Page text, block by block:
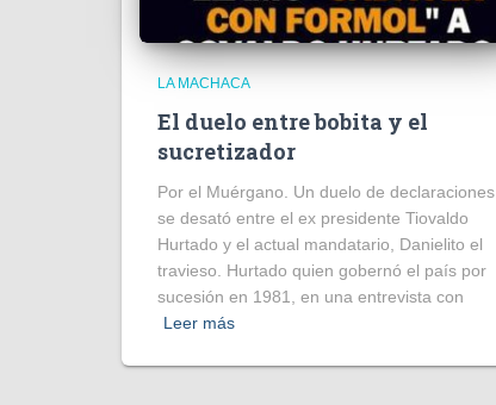
LA MACHACA
El duelo entre bobita y el
sucretizador
Por el Muérgano. Un duelo de declaraciones
se desató entre el ex presidente Tiovaldo
Hurtado y el actual mandatario, Danielito el
travieso. Hurtado quien gobernó el país por
sucesión en 1981, en una entrevista con
Leer más